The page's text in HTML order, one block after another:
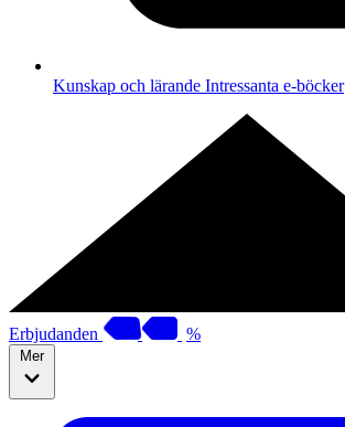
Kunskap och lärande Intressanta e-böcker
Erbjudanden %
Mer